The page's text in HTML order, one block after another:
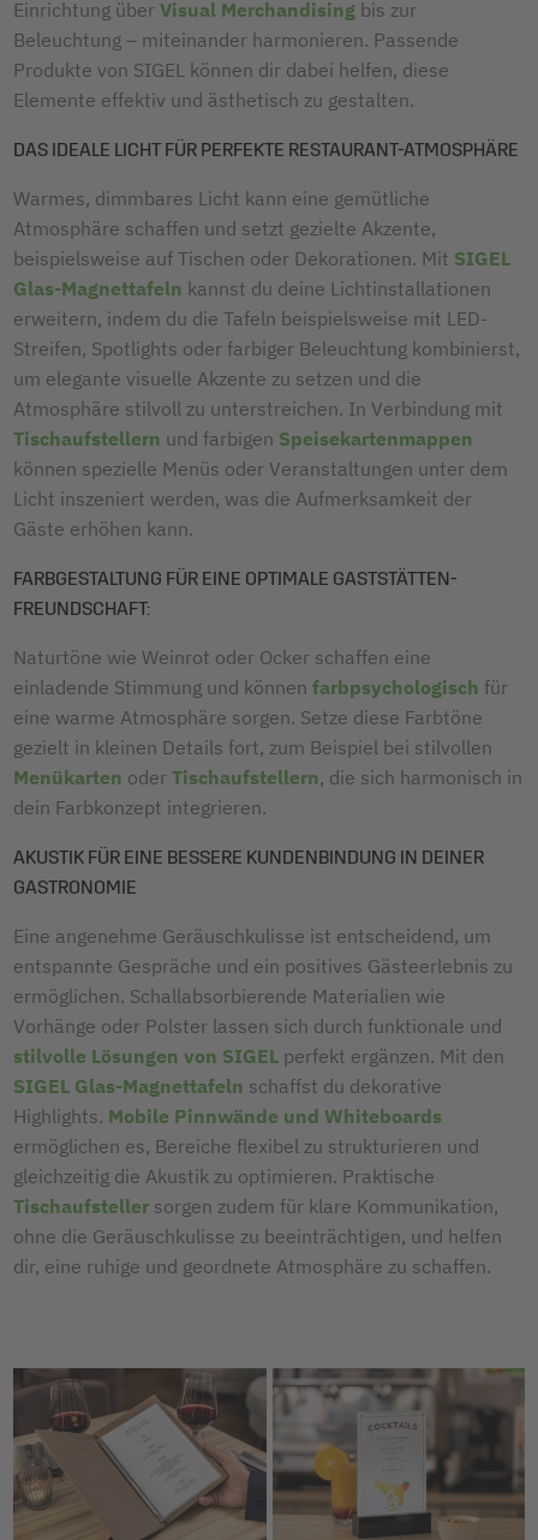
Einrichtung über Visual Merchandising bis zur
Beleuchtung – miteinander harmonieren. Passende
Produkte von SIGEL können dir dabei helfen, diese
Elemente effektiv und ästhetisch zu gestalten.
DAS IDEALE LICHT FÜR PERFEKTE RESTAURANT-ATMOSPHÄRE
Warmes, dimmbares Licht kann eine gemütliche
Atmosphäre schaffen und setzt gezielte Akzente,
beispielsweise auf Tischen oder Dekorationen. Mit SIGEL
Glas-Magnettafeln kannst du deine Lichtinstallationen
erweitern, indem du die Tafeln beispielsweise mit LED-
Streifen, Spotlights oder farbiger Beleuchtung kombinierst,
um elegante visuelle Akzente zu setzen und die
Atmosphäre stilvoll zu unterstreichen. In Verbindung mit
Tischaufstellern und farbigen Speisekartenmappen
können spezielle Menüs oder Veranstaltungen unter dem
Licht inszeniert werden, was die Aufmerksamkeit der
Gäste erhöhen kann.
FARBGESTALTUNG FÜR EINE OPTIMALE GASTSTÄTTEN-
FREUNDSCHAFT:
Naturtöne wie Weinrot oder Ocker schaffen eine
einladende Stimmung und können farbpsychologisch für
eine warme Atmosphäre sorgen. Setze diese Farbtöne
gezielt in kleinen Details fort, zum Beispiel bei stilvollen
Menükarten oder Tischaufstellern, die sich harmonisch in
dein Farbkonzept integrieren.
AKUSTIK FÜR EINE BESSERE KUNDENBINDUNG IN DEINER
GASTRONOMIE
Eine angenehme Geräuschkulisse ist entscheidend, um
entspannte Gespräche und ein positives Gästeerlebnis zu
ermöglichen. Schallabsorbierende Materialien wie
Vorhänge oder Polster lassen sich durch funktionale und
stilvolle Lösungen von SIGEL perfekt ergänzen. Mit den
SIGEL Glas-Magnettafeln schaffst du dekorative
Highlights. Mobile Pinnwände und Whiteboards
ermöglichen es, Bereiche flexibel zu strukturieren und
gleichzeitig die Akustik zu optimieren. Praktische
Tischaufsteller sorgen zudem für klare Kommunikation,
ohne die Geräuschkulisse zu beeinträchtigen, und helfen
dir, eine ruhige und geordnete Atmosphäre zu schaffen.